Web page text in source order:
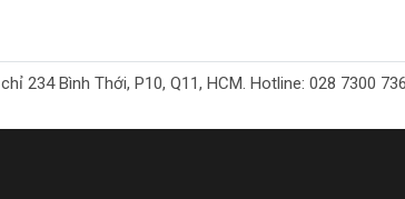
234 Bình Thới, P10, Q11, HCM. Hotline: 028 7300